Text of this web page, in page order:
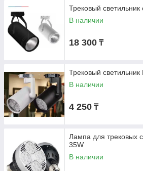
Вот некоторые ключевые
преимущества трековых
светильники
зону. Это дает
акцентное освещение и
детали или предметы. Вы
направление и угол освещения,
Трековый
В наличии
18 300 ₸
Трековый
В наличии
4 250 ₸
Лампа для трековых
35W
В наличии